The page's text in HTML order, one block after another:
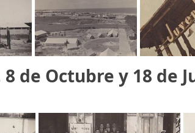
de Octubre y 18 de